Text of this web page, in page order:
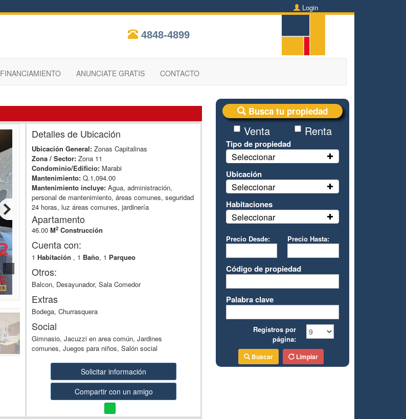
Login
4848-4899
FINANCIAMIENTO ANUNCIATE GRATIS CONTACTO
Busca tu propiedad
Venta Renta
Tipo de propiedad
Seleccionar
Ubicación
Seleccionar
Habitaciones
Seleccionar
Precio Desde: Precio Hasta:
Código de propiedad
Palabra clave
Registros por
página:
Buscar Limpiar
Detalles de Ubicación
Ubicación General:Zonas Capitalinas
Zona / Sector: Zona 11
Condominio/Edificio: Marabi
Mantenimiento:Q.1,094.00
Mantenimiento incluye:Agua, administración,
personal de mantenimiento, áreas comunes, seguridad
24 horas, luz áreas comunes, jardinería
Apartamento
46.00 M2 Construcción
Cuenta con:
1 Habitación , 1 Baño, 1 Parqueo
Otros:
Balcon, Desayunador, Sala Comedor
Extras
Bodega, Churrasquera
Social
Gimnasio, Jacuzzi en area común, Jardines
comunes, Juegos para niños, Salón social
Solicitar información
Compartir con un amigo